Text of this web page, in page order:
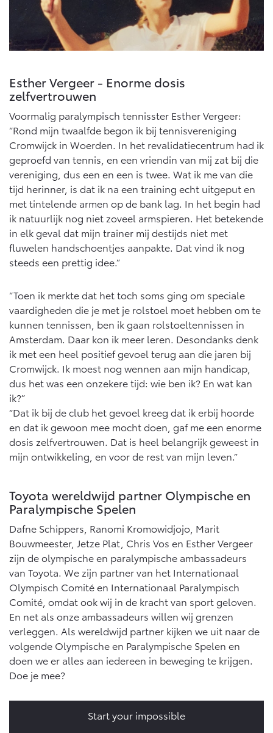
Esther Vergeer - Enorme dosis
zelfvertrouwen
Voormalig paralympisch tennisster Esther Vergeer:
“Rond mijn twaalfde begon ik bij tennisvereniging
Cromwijck in Woerden. In het revalidatiecentrum had ik
geproefd van tennis, en een vriendin van mij zat bij die
vereniging, dus een en een is twee. Wat ik me van die
tijd herinner, is dat ik na een training echt uitgeput en
met tintelende armen op de bank lag. In het begin had
ik natuurlijk nog niet zoveel armspieren. Het betekende
in elk geval dat mijn trainer mij destijds niet met
fluwelen handschoentjes aanpakte. Dat vind ik nog
steeds een prettig idee.”
“Toen ik merkte dat het toch soms ging om speciale
vaardigheden die je met je rolstoel moet hebben om te
kunnen tennissen, ben ik gaan rolstoeltennissen in
Amsterdam. Daar kon ik meer leren. Desondanks denk
ik met een heel positief gevoel terug aan die jaren bij
Cromwijck. Ik moest nog wennen aan mijn handicap,
dus het was een onzekere tijd: wie ben ik? En wat kan
ik?”
“Dat ik bij de club het gevoel kreeg dat ik erbij hoorde
en dat ik gewoon mee mocht doen, gaf me een enorme
dosis zelfvertrouwen. Dat is heel belangrijk geweest in
mijn ontwikkeling, en voor de rest van mijn leven.”
Toyota wereldwijd partner Olympische en
Paralympische Spelen
Dafne Schippers, Ranomi Kromowidjojo, Marit
Bouwmeester, Jetze Plat, Chris Vos en Esther Vergeer
zijn de olympische en paralympische ambassadeurs
van Toyota. We zijn partner van het Internationaal
Olympisch Comité en Internationaal Paralympisch
Comité, omdat ook wij in de kracht van sport geloven.
En net als onze ambassadeurs willen wij grenzen
verleggen. Als wereldwijd partner kijken we uit naar de
volgende Olympische en Paralympische Spelen en
doen we er alles aan iedereen in beweging te krijgen.
Doe je mee?
Start your impossible